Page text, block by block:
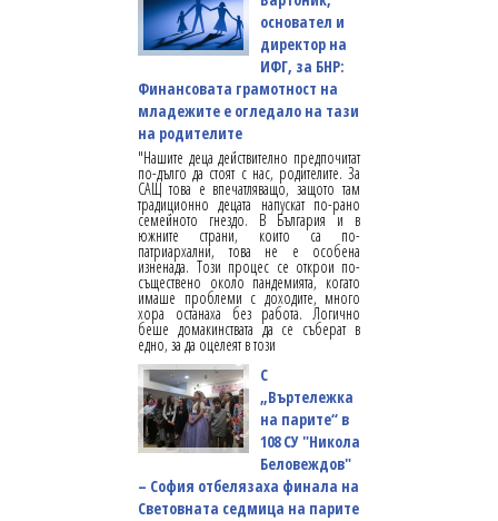
основател и
директор на
ИФГ, за БНР:
Финансовата грамотност на
младежите е огледало на тази
на родителите
"Нашите деца действително предпочитат
по-дълго да стоят с нас, родителите. За
САЩ това е впечатляващо, защото там
традиционно децата напускат по-рано
семейното гнездо. В България и в
южните страни, които са по-
патриархални, това не е особена
изненада. Този процес се открои по-
съществено около пандемията, когато
имаше проблеми с доходите, много
хора останаха без работа. Логично
беше домакинствата да се съберат в
едно, за да оцелеят в този
С
„Въртележка
на парите“ в
108 СУ "Никола
Беловеждов"
– София отбелязаха финала на
Световната седмица на парите